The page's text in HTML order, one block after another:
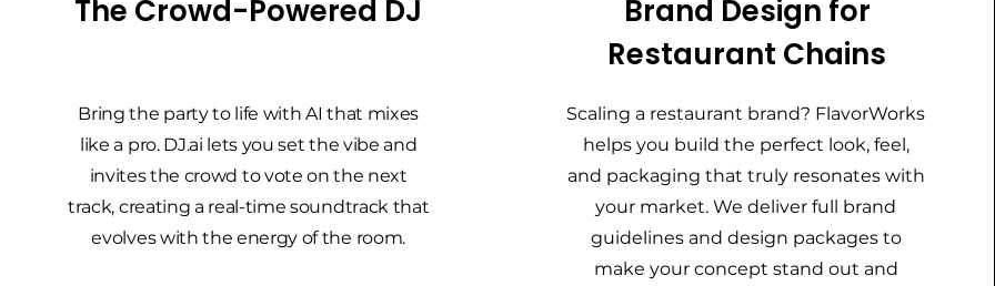
The Crowd-Powered DJ
Bring the party to life with AI that mixes
like a pro. DJ.ai lets you set the vibe and
invites the crowd to vote on the next
track, creating a real-time soundtrack that
evolves with the energy of the room.
Brand Design for
Restaurant Chains
Scaling a restaurant brand? FlavorWorks
helps you build the perfect look, feel,
and packaging that truly resonates with
your market. We deliver full brand
guidelines and design packages to
make your concept stand out and